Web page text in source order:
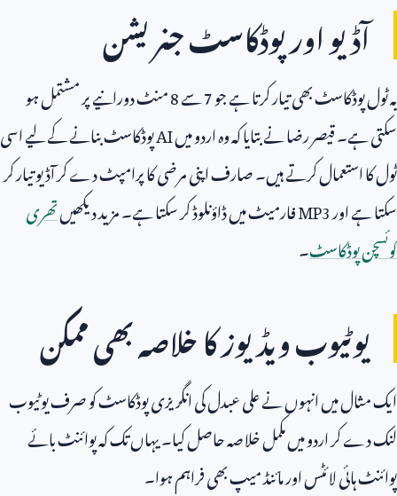
آڈیو اور پوڈکاسٹ جنریشن
یہ ٹول پوڈکاسٹ بھی تیار کرتا ہے جو7سے8منٹ دورانیے پر مشتمل ہو
سکتی ہے۔ قیصر رضا نے بتایا کہ وہ اردو میںAIپوڈکاسٹ بنانے کے لیے اسی
ٹول کا استعمال کرتے ہیں۔ صارف اپنی مرضی کا پرامپٹ دے کر آڈیو تیار کر
سکتا ہے اورMP3فارمیٹ میں ڈاؤنلوڈ کر سکتا ہے۔ مزید دیکھیںتھری
کوئسچن پوڈکاسٹ۔
یوٹیوب ویڈیوز کا خلاصہ بھی ممکن
ایک مثال میں انہوں نے علی عبدل کی انگریزی پوڈکاسٹ کو صرف یوٹیوب
لنک دے کر اردو میں مکمل خلاصہ حاصل کیا۔ یہاں تک کہ پوائنٹ بائے
پوائنٹ ہائی لائٹس اور مائنڈ میپ بھی فراہم ہوا۔